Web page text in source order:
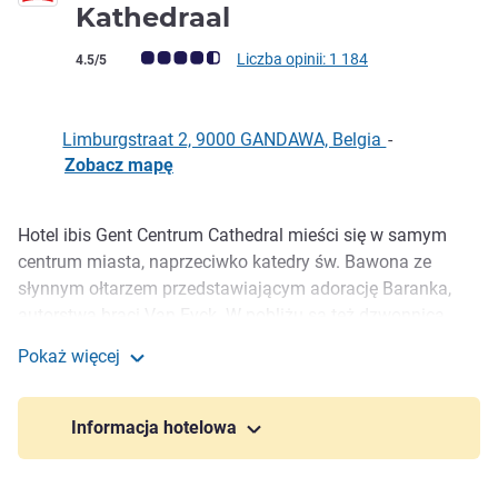
Kathedraal
Ocena klientów (Ocena ALL)
4.5/5 Liczba opinii: 1 184
Limburgstraat 2, 9000 GANDAWA, Belgia -
Zobacz mapę
Opis
Hotel ibis Gent Centrum Cathedral mieści się w samym
centrum miasta, naprzeciwko katedry św. Bawona ze
słynnym ołtarzem przedstawiającym adorację Baranka,
w nowe wygodne łóżka ibis i darmową sieć WIFI, niedawno
odnowiony bar, hol i recepcję. Parking pod hotelem lub na
Parkingu Reep (oba płatne). Dojazd: przystanek Gent St.
Pokaż więcej
Informacja hotelowa